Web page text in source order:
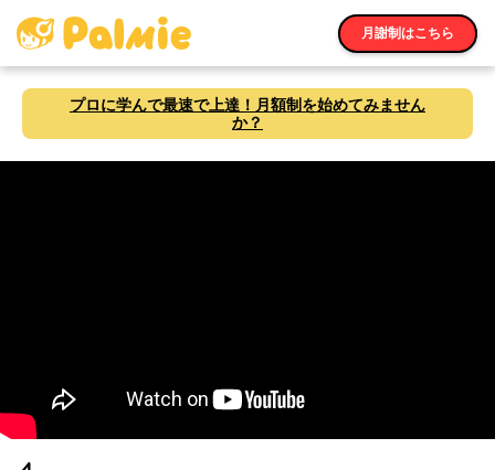
月謝制はこちら
プロに学んで最速で上達！月額制を始めてみません
か？